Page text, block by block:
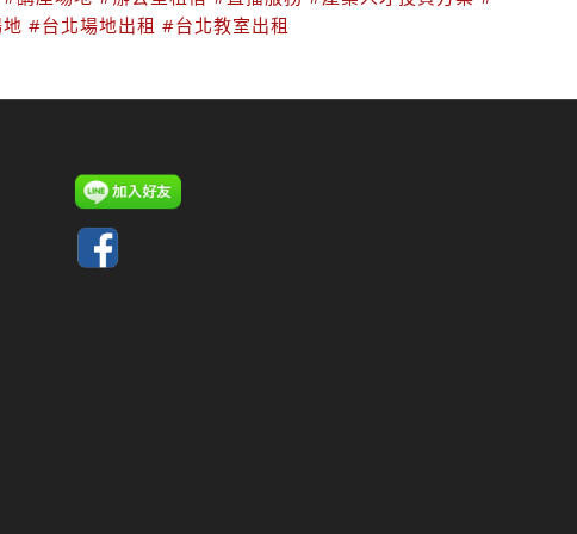
#台北場地出租 #台北教室出租